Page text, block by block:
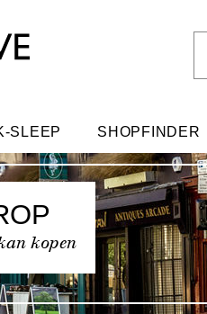
SLEEP SHOPFINDER
kopen